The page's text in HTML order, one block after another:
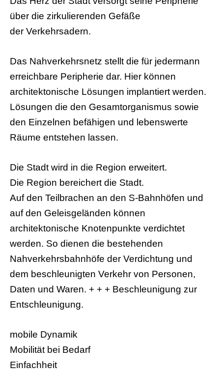
über die zirkulierenden Gefäße
der Verkehrsadern.
Das Nahverkehrsnetz stellt die für jedermann
erreichbare Peripherie dar. Hier können
architektonische Lösungen implantiert werden.
Lösungen die den Gesamtorganismus sowie
den Einzelnen befähigen und lebenswerte
Räume entstehen lassen.
Die Stadt wird in die Region erweitert.
Die Region bereichert die Stadt.
Auf den Teilbrachen an den S-Bahnhöfen und
auf den Geleisgeländen können
architektonische Knotenpunkte verdichtet
werden. So dienen die bestehenden
Nahverkehrsbahnhöfe der Verdichtung und
dem beschleunigten Verkehr von Personen,
Daten und Waren. + + + Beschleunigung zur
Entschleunigung.
mobile Dynamik
Mobilität bei Bedarf
Einfachheit